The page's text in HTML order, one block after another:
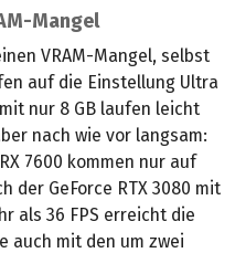
Mangel
VRAM-Mangel, selbst
auf die Einstellung Ultra
nur 8 GB laufen leicht
nach wie vor langsam:
7600 kommen nur auf
der GeForce RTX 3080 mit
als 36 FPS erreicht die
auch mit den um zwei